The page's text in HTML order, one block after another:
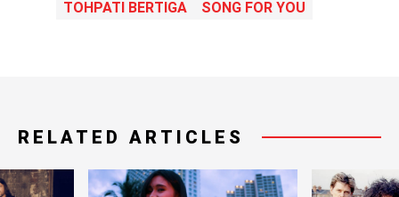
TOHPATI BERTIGA
SONG FOR YOU
RELATED ARTICLES